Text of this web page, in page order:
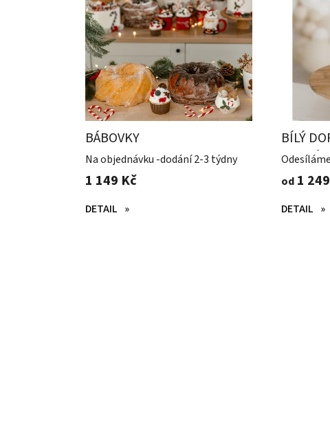
BÁBOVKY
Na objednávku -dodání 2-3 týdny
1 149 Kč
DETAIL
BÍLÝ
od1
DETAIL